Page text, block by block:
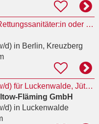
Notfallsanitäter:in, Rettungssanitäter:in oder ähnliche Qualifikation für das
d)in Berlin, Kreuzberg
Notfallsanitäter (m/w/d) für Luckenwalde, Jüterbog, Baruth/ Mark, Petkus und Dahme gesucht
Fläming GmbH
d)in Luckenwalde